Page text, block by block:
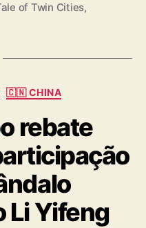
of Twin Cities,
🇨🇳 CHINA
rebate
Li Yifeng